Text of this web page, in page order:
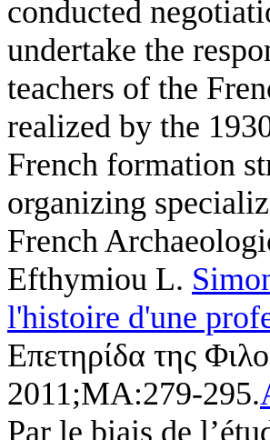
conducted
undertake the
teachers of the
realized by the
French formation
organizing
French
Efthymiou L.
l'histoire d'une
Επετηρίδα της
2011;ΜΑ:279-295.
Par le biais de